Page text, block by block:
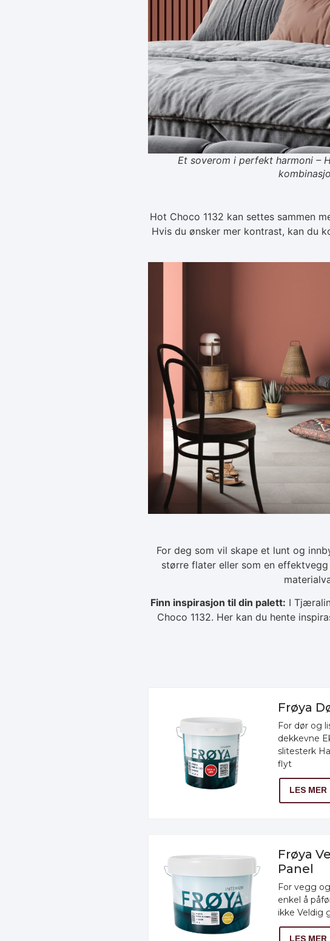
Et soverom i perfekt harmoni –
Hot Choco 1132 kan settes sammen
Hvis du ønsker mer kontrast, kan du
For deg som vil skape et lunt og
større flater eller som en
Finn inspirasjon til din palett: I
Choco 1132. Her kan du hente
Frøya
For dør og
dekkevne
slitesterk
flyt
LES MER
Frøya
Panel
For vegg
enkel å
ikke Veldig
LES MER